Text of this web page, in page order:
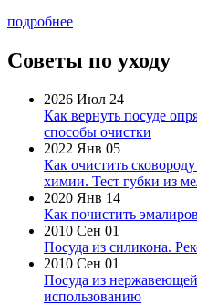
подробнее
Советы по уходу
2026 Июл 24
Как вернуть посуде
способы очистки
2022 Янв 05
Как очистить
химии. Тест губки из
2020 Янв 14
Как почистить
2010 Сен 01
Посуда из силикона.
2010 Сен 01
Посуда из
использованию